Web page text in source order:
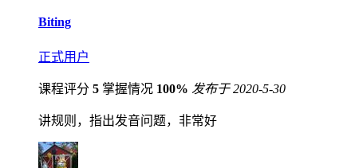
Biting
正式用户
课程评分 5 掌握情况 100% 发布于 2020-5-30
讲规则，指出发音问题，非常好